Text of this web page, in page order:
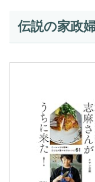
伝説の家政